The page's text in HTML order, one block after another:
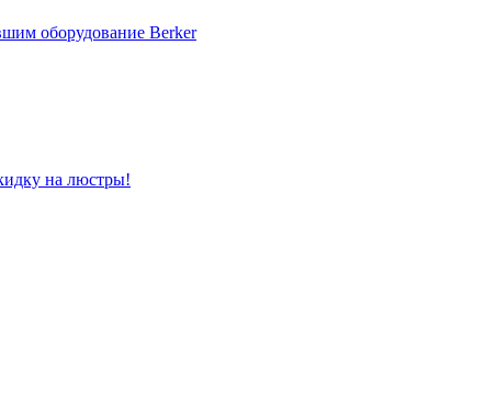
оборудование Berker
на люстры!